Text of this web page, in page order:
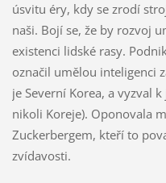
úsvitu éry, kdy se zrodí
naši. Bojí se, že by rozvoj
existenci lidské rasy.
označil umělou inteligenci
je Severní Korea, a vyzval
nikoli Koreje). Oponovala
Zuckerbergem, kteří to
zvídavosti.